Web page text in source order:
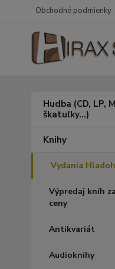
Obchodné podmienky
Hudba (CD, LP,
škatuľky...)
Knihy
Vydania
Výpredaj kníh
ceny
Antikvariát
Audioknihy